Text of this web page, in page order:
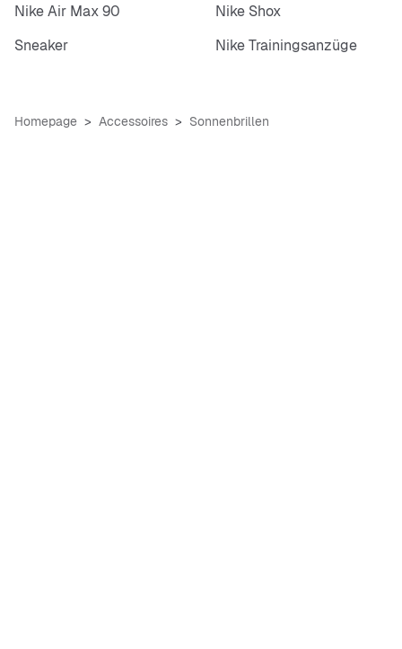
Nike Air Max 90
Nike Shox
Sneaker
Nike Trainingsanzüge
Homepage Accessoires Sonnenbrillen